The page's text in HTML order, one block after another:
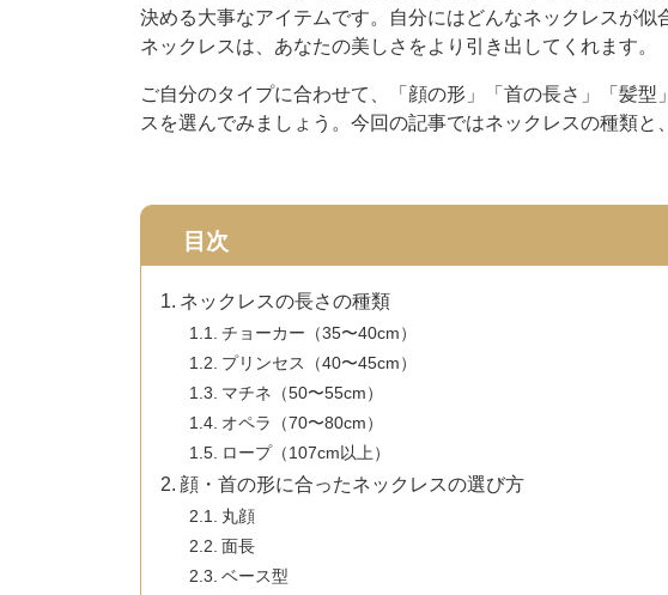
決める大事なアイテムです。自分にはどんなネックレスが
ネックレスは、あなたの美しさをより引き出してくれます。
ご自分のタイプに合わせて、「顔の形」「首の長さ」「髪
スを選んでみましょう。今回の記事ではネックレスの種類と
目次
ネックレスの長さの種類
チョーカー（35〜40cm）
プリンセス（40〜45cm）
マチネ（50〜55cm）
オペラ（70〜80cm）
ロープ（107cm以上）
顔・首の形に合ったネックレスの選び方
丸顔
面長
ベース型